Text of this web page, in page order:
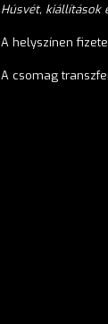
Húsvét, kiállítások
A helyszínen
A csomag